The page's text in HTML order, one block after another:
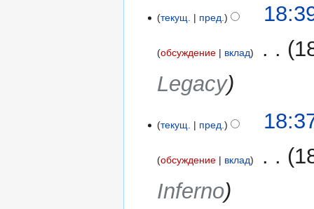
ноября
текущ. пред.
обсуждение вклад
Legacy
октября
текущ. пред.
обсуждение вклад
Inferno